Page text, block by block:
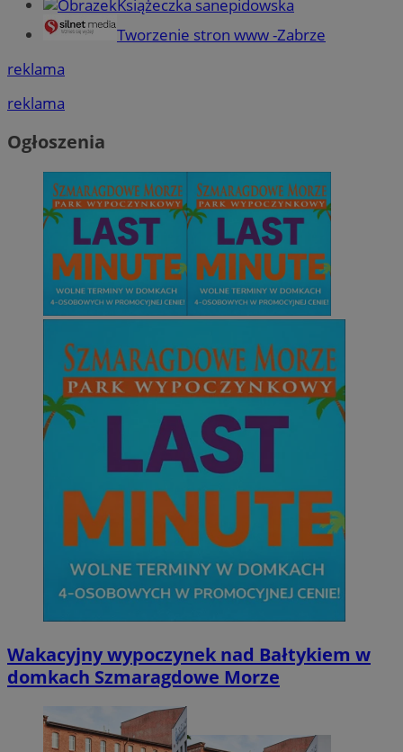
Książeczka sanepidowska
Tworzenie stron www -Zabrze
reklama
reklama
Ogłoszenia
Wakacyjny wypoczynek nad Bałtykiem w
domkach Szmaragdowe Morze